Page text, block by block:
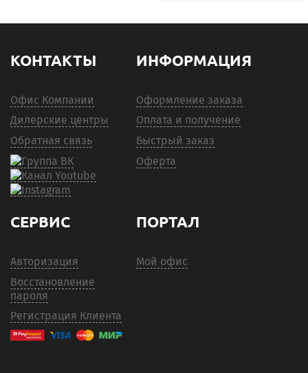
КОНТАКТЫ
Офис Компании
Дилерские центры
Обратная связь
ИНФОРМАЦИЯ
Оформление заказа
Оплата и получение
Быстрый заказ
Оферта
СЕРВИС
Авторизация
Восстановление
пароля
Регистрация Клиента
ПОРТАЛ
Мой офис